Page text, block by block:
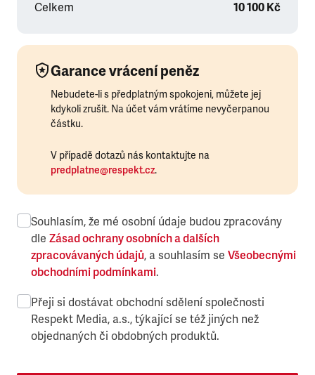
Celkem 10 100 Kč
Garance vrácení peněz
Nebudete-li s předplatným spokojeni, můžete jej
kdykoli zrušit. Na účet vám vrátíme nevyčerpanou
částku.
V případě dotazů nás kontaktujte na
predplatne@respekt.cz.
Souhlasím, že mé osobní údaje budou zpracovány
dle Zásad ochrany osobních a dalších
zpracovávaných údajů, a souhlasím se Všeobecnými
obchodními podmínkami.
Přeji si dostávat obchodní sdělení společnosti
Respekt Media, a.s., týkající se též jiných než
objednaných či obdobných produktů.